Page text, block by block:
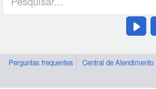
Perguntas frequentes Central de Atendimento